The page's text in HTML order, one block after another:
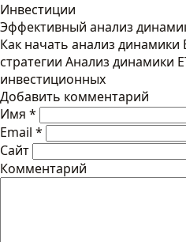
Инвестиции
Эффективный анализ
Как начать анализ
стратегии Анализ динамики
инвестиционных
Добавить комментарий
Имя *
Email *
Сайт
Комментарий